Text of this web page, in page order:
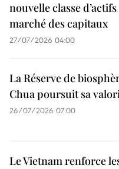
nouvelle classe
marché des capitaux
27/07/2026 04:00
La Réserve de
Chua poursuit sa
26/07/2026 07:00
Le Vietnam renforce